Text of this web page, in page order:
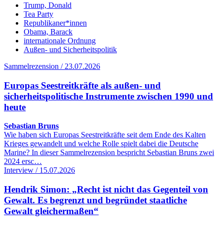
Trump, Donald
Tea Party
Republikaner*innen
Obama, Barack
internationale Ordnung
Außen- und Sicherheitspolitik
Sammelrezension / 23.07.2026
Europas Seestreitkräfte als außen- und
sicherheitspolitische Instrumente zwischen 1990 und
heute
Sebastian Bruns
Wie haben sich Europas Seestreitkräfte seit dem Ende des Kalten
Krieges gewandelt und welche Rolle spielt dabei die Deutsche
Marine? In dieser Sammelrezension bespricht Sebastian Bruns zwei
2024 ersc…
Interview / 15.07.2026
Hendrik Simon: „Recht ist nicht das Gegenteil von
Gewalt. Es begrenzt und begründet staatliche
Gewalt gleichermaßen“